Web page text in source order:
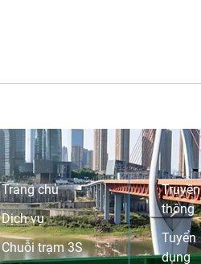
Trang chủ
Dịch vụ
Chuỗi trạm 3S
Truyền
thông
Tuyển
dụng